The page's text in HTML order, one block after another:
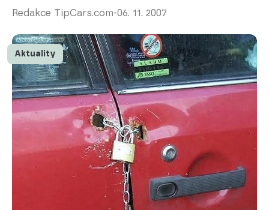
Redakce TipCars.com-06. 11. 2007
Aktuality